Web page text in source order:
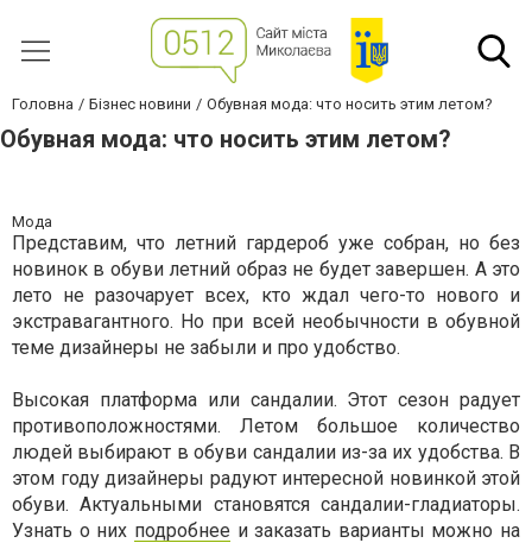
Головна Бізнес новини Обувная мода: что носить этим летом?
Обувная мода: что носить этим летом?
Мода
Представим, что летний гардероб уже собран, но без
новинок в обуви летний образ не будет завершен. А это
лето не разочарует всех, кто ждал чего-то нового и
экстравагантного. Но при всей необычности в обувной
теме дизайнеры не забыли и про удобство.
Высокая платформа или сандалии. Этот сезон радует
противоположностями. Летом большое количество
людей выбирают в обуви сандалии из-за их удобства. В
этом году дизайнеры радуют интересной новинкой этой
обуви. Актуальными становятся сандалии-гладиаторы.
Узнать о них подробнее и заказать варианты можно на